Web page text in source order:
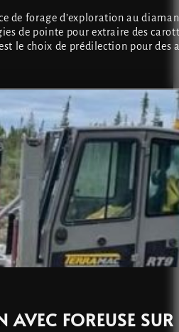
de forage d’exploration au
de pointe pour extraire des
le choix de prédilection pour des
AVEC FOREUSE SUR